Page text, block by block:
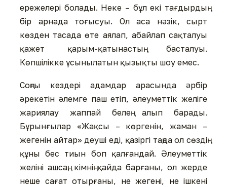
ережелері болады. Неке – бұл екі тағдырдың
бір арнада тоғысуы. Ол аса нəзік, сырт
көзден тасада өте аялап, абайлап сақталуы
қажет қарым-қатынастың басталуы.
Көпшілікке ұсынылатын қызықты шоу емес.
Соңғы кездері адамдар арасында əрбір
əрекетін əлемге паш етіп, əлеуметтік желіге
жариялау жаппай белең алып барады.
Бұрынғылар «Жақсы – көргенін, жаман –
жегенін айтар» деуші еді, қазіргі таңда ол сөздің
құны бес тиын боп қалғандай. Əлеуметтік
желіні ашсаң, кімнің қайда барғаны, ол жерде
неше сағат отырғаны, не жегені, не ішкені